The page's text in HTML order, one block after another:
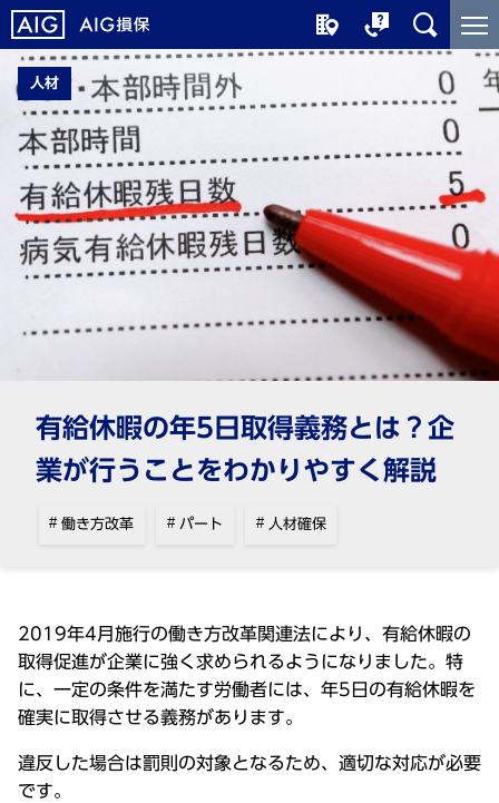
メ
イ
コ
ツ
こ
こ
ら
コ
人材
有給休暇の年5日取得義務とは？企
業が行うことをわかりやすく解説
働き方改革 パート 人材確保
2019年4月施行の働き方改革関連法により、有給休暇の
取得促進が企業に強く求められるようになりました。特
に、一定の条件を満たす労働者には、年5日の有給休暇を
確実に取得させる義務があります。
違反した場合は罰則の対象となるため、適切な対応が必要
です。